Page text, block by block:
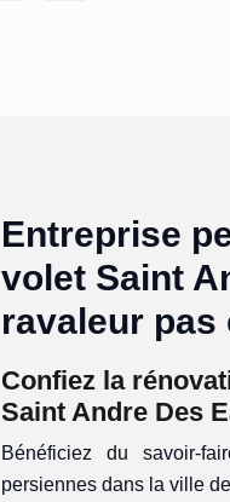
Entreprise
volet Saint
ravaleur pas
Confiez la
Saint Andre Des
Bénéficiez du savoir-
persiennes dans la ville